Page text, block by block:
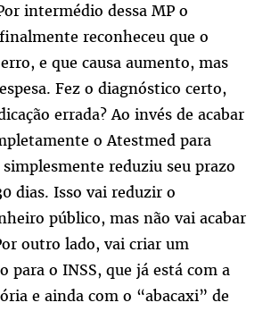
intermédio dessa MP o
reconheceu que o
e que causa aumento, mas
Fez o diagnóstico certo,
errada? Ao invés de acabar
o Atestmed para
reduziu seu prazo
dias. Isso vai reduzir o
público, mas não vai acabar
outro lado, vai criar um
para o INSS, que já está com a
e ainda com o “abacaxi” de